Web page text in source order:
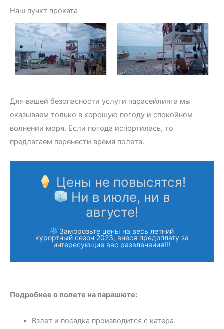
Наш пункт проката
Для вашей безопасности услуги парасейлинга мы
оказываем только в хорошую погоду и спокойном
волнении моря. Если погода испортилась, то
предлагаем перенести время полета.
Цены не повысятся!
Ни в июле, ни в
августе!
Заморозьте цены на весь летний
курортный сезон 2023, внеся предоплату за
интересующие вас развлечения!!!
Подробнее о полете на парашюте:
Взлет и посадка производится с катера.